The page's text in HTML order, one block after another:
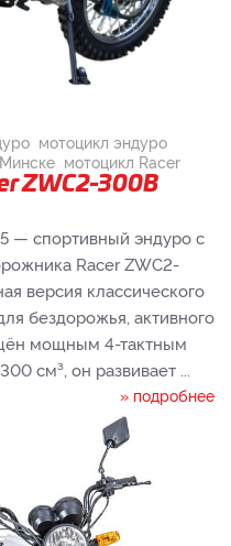
мотоцикл эндуро
мотоцикл Racer
ZWC2-300B
— спортивный эндуро с
Racer ZWC2-
версия классического
бездорожья, активного
мощным 4-тактным
см³, он развивает ...
» подробнее